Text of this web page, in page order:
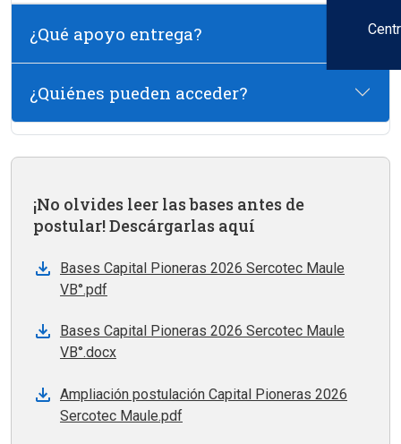
¿Qué apoyo entrega?
¿Quiénes pueden acceder?
¡No olvides leer las bases antes de
postular! Descárgarlas aquí
Bases Capital Pioneras 2026 Sercotec Maule
VB°.pdf
Bases Capital Pioneras 2026 Sercotec Maule
VB°.docx
Ampliación postulación Capital Pioneras 2026
Sercotec Maule.pdf